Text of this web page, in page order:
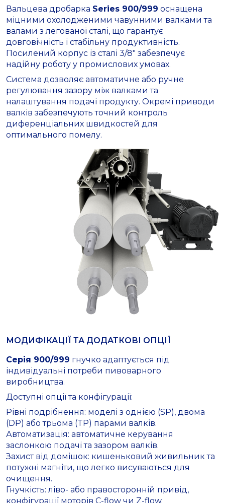
Вальцева дробарка Series 900/999 оснащена
міцними охолодженими чавунними валками та
валами з легованої сталі, що гарантує
довговічність і стабільну продуктивність.
Посилений корпус із сталі 3/8″ забезпечує
надійну роботу у промислових умовах.
Система дозволяє автоматичне або ручне
регулювання зазору між валками та
налаштування подачі продукту. Окремі приводи
валків забезпечують точний контроль
диференціальних швидкостей для
оптимального помелу.
МОДИФІКАЦІЇ ТА ДОДАТКОВІ ОПЦІЇ
Серія 900/999 гнучко адаптується під
індивідуальні потреби пивоварного
виробництва.
Доступні опції та конфігурації:
Рівні подрібнення: моделі з однією (SP), двома
(DP) або трьома (TP) парами валків.
Автоматизація: автоматичне керування
заслонкою подачі та зазором валків.
Захист від домішок: кишеньковий живильник та
потужні магніти, що легко висуваються для
очищення.
Гнучкість: ліво- або правосторонній привід,
конфігурації моторів C-flow чи Z-flow.